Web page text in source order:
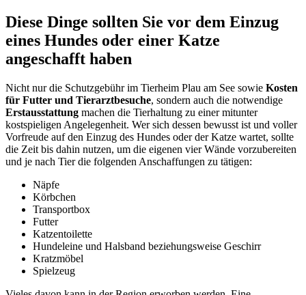
Diese Dinge sollten Sie vor dem Einzug
eines Hundes oder einer Katze
angeschafft haben
Nicht nur die Schutzgebühr im Tierheim Plau am See sowie Kosten
für Futter und Tierarztbesuche, sondern auch die notwendige
Erstausstattung machen die Tierhaltung zu einer mitunter
kostspieligen Angelegenheit. Wer sich dessen bewusst ist und voller
Vorfreude auf den Einzug des Hundes oder der Katze wartet, sollte
die Zeit bis dahin nutzen, um die eigenen vier Wände vorzubereiten
und je nach Tier die folgenden Anschaffungen zu tätigen:
Näpfe
Körbchen
Transportbox
Futter
Katzentoilette
Hundeleine und Halsband beziehungsweise Geschirr
Kratzmöbel
Spielzeug